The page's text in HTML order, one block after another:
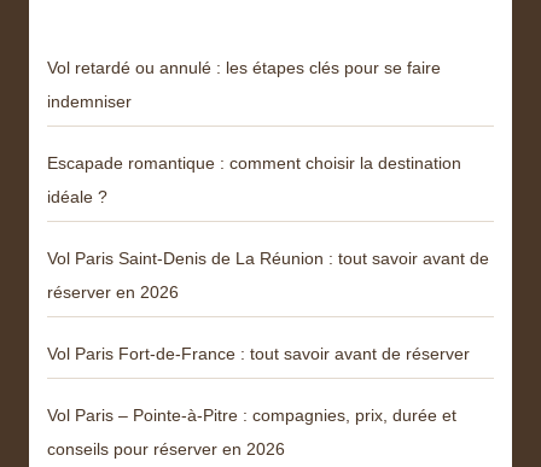
Vol retardé ou annulé : les étapes clés pour se faire
indemniser
Escapade romantique : comment choisir la destination
idéale ?
Vol Paris Saint-Denis de La Réunion : tout savoir avant de
réserver en 2026
Vol Paris Fort-de-France : tout savoir avant de réserver
Vol Paris – Pointe-à-Pitre : compagnies, prix, durée et
conseils pour réserver en 2026